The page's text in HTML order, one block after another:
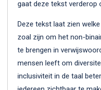
gaat deze tekst verderop
Deze tekst laat zien
zoal zijn om het non-
te brengen in
mensen leeft om
inclusiviteit in de taal